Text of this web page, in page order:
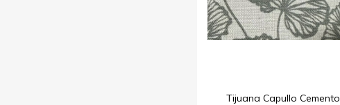
Tijuana Capullo Cemento